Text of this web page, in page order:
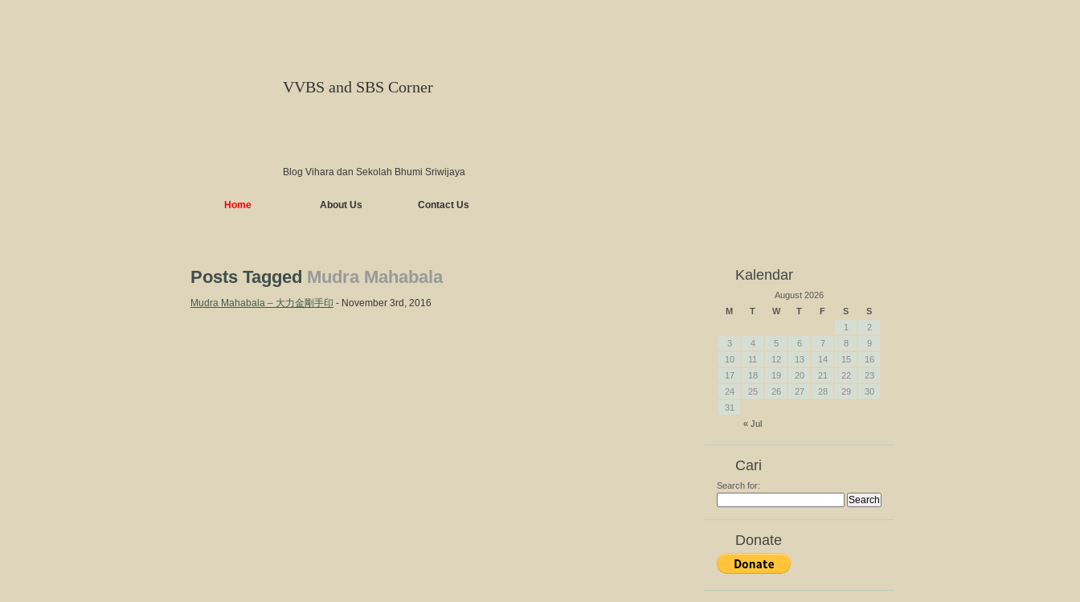
VVBS and SBS Corner
Blog Vihara dan Sekolah Bhumi Sriwijaya
Home About Us Contact Us
Posts Tagged Mudra Mahabala
Mudra Mahabala – 大力金剛手印 - November 3rd, 2016
Kalendar
August 2026
M
T W T F S S
« Jul
1
2
3
4 5 6 7 8
9
10
11 12 13 14 15
16
17
18 19 20 21 22
23
24
25 26 27 28 29
30
31
Cari
Search for:
Donate